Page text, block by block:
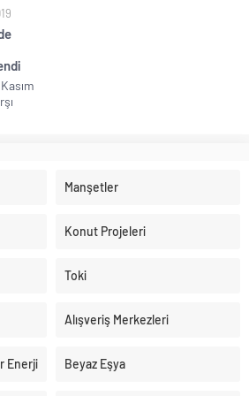
Manşetler
Konut Projeleri
Toki
Alışveriş Merkezleri
Enerji Beyaz Eşya